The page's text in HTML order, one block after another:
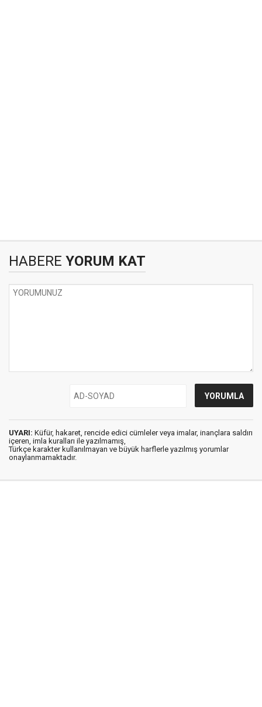
HABERE YORUM KAT
UYARI: Küfür, hakaret, rencide edici cümleler veya imalar, inançlara saldırı
içeren, imla kuralları ile yazılmamış,
Türkçe karakter kullanılmayan ve büyük harflerle yazılmış yorumlar
onaylanmamaktadır.